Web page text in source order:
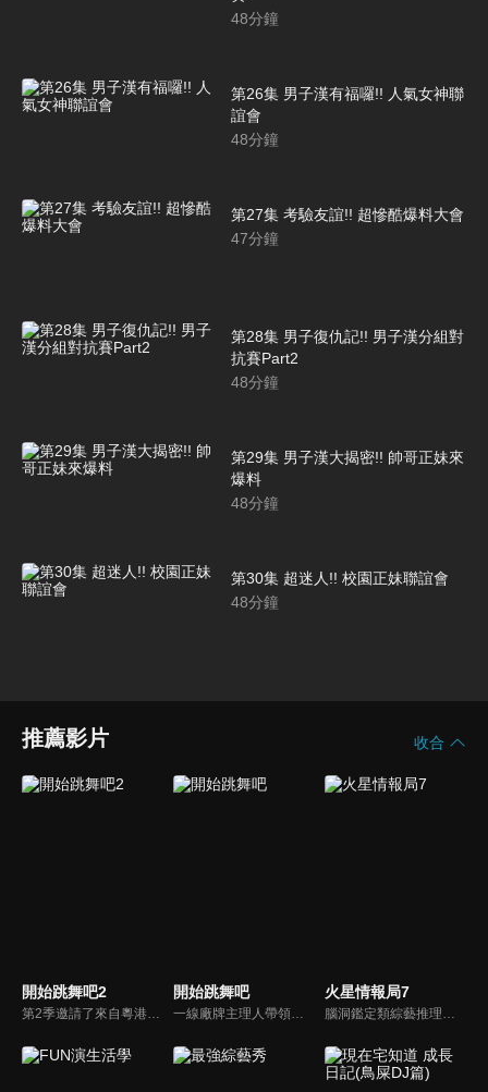
48分鐘
第26集 男子漢有福囉!! 人氣女神聯
誼會
48分鐘
第27集 考驗友誼!! 超慘酷爆料大會
47分鐘
第28集 男子復仇記!! 男子漢分組對
抗賽Part2
48分鐘
第29集 男子漢大揭密!! 帥哥正妹來
爆料
48分鐘
第30集 超迷人!! 校園正妹聯誼會
48分鐘
推薦影片 收合
開始跳舞吧2 開始跳舞吧
一線廠牌主理人帶領自己的少年團來到頂尖舞者嚮往的第七街區爭奪最終留名權；少年舞者們在召集人朱正廷和特別教練王晨藝、NAME帶領下，不斷通過齊舞和Battle的方式為自己的廠牌爭取徽章，熱血少年拼盡全力；究竟誰能登頂中國最強少年團戰隊？
火星情報局7